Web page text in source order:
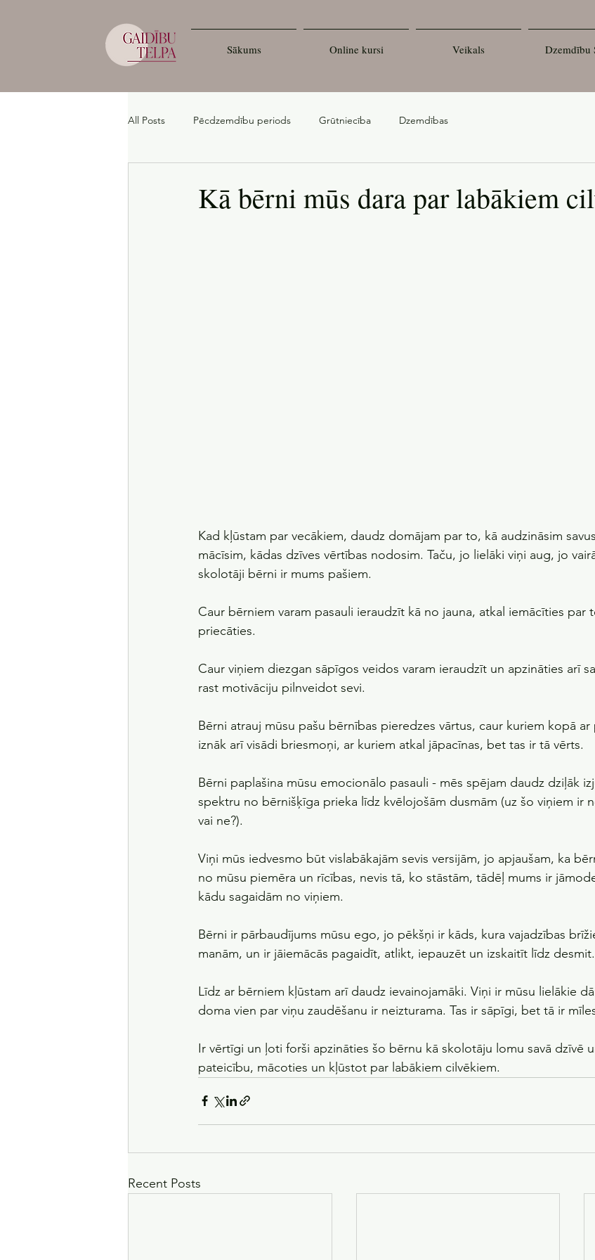
Sākums Online kursi Veikals Dzemdību
All Posts Pēcdzemdību periods Grūtniecība Dzemdības
Kā bērni mūs dara par labākiem
Kad kļūstam par vecākiem, daudz domājam par to, kā audzināsim
mācīsim, kādas dzīves vērtības nodosim. Taču, jo lielāki viņi aug, jo
skolotāji bērni ir mums pašiem.
Caur bērniem varam pasauli ieraudzīt kā no jauna, atkal iemācīties par
priecāties.
Caur viņiem diezgan sāpīgos veidos varam ieraudzīt un apzināties arī
rast motivāciju pilnveidot sevi.
Bērni atrauj mūsu pašu bērnības pieredzes vārtus, caur kuriem kopā
iznāk arī visādi briesmoņi, ar kuriem atkal jāpacīnas, bet tas ir tā vērts.
Bērni paplašina mūsu emocionālo pasauli - mēs spējam daudz dziļāk
spektru no bērnišķīga prieka līdz kvēlojošām dusmām (uz šo viņiem ir
vai ne?).
Viņi mūs iedvesmo būt vislabākajām sevis versijām, jo apjaušam, ka
no mūsu piemēra un rīcības, nevis tā, ko stāstām, tādēļ mums ir
kādu sagaidām no viņiem.
Bērni ir pārbaudījums mūsu ego, jo pēkšņi ir kāds, kura vajadzības
manām, un ir jāiemācās pagaidīt, atlikt, iepauzēt un izskaitīt līdz desmit.
Līdz ar bērniem kļūstam arī daudz ievainojamāki. Viņi ir mūsu lielākie
doma vien par viņu zaudēšanu ir neizturama. Tas ir sāpīgi, bet tā ir
Ir vērtīgi un ļoti forši apzināties šo bērnu kā skolotāju lomu savā dzīvē
pateicību, mācoties un kļūstot par labākiem cilvēkiem.
Recent Posts